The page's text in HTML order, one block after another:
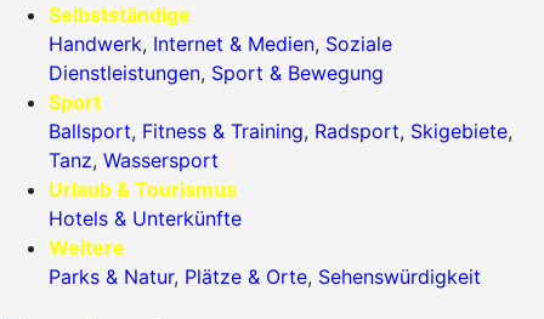
Selbstständige
Handwerk, Internet & Medien, Soziale
Dienstleistungen, Sport & Bewegung
Sport
Ballsport, Fitness & Training, Radsport, Skigebiete,
Tanz, Wassersport
Urlaub & Tourismus
Hotels & Unterkünfte
Weitere
Parks & Natur, Plätze & Orte, Sehenswürdigkeit